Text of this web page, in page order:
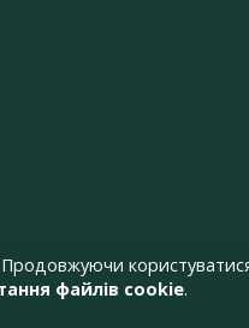
файлів cookie.